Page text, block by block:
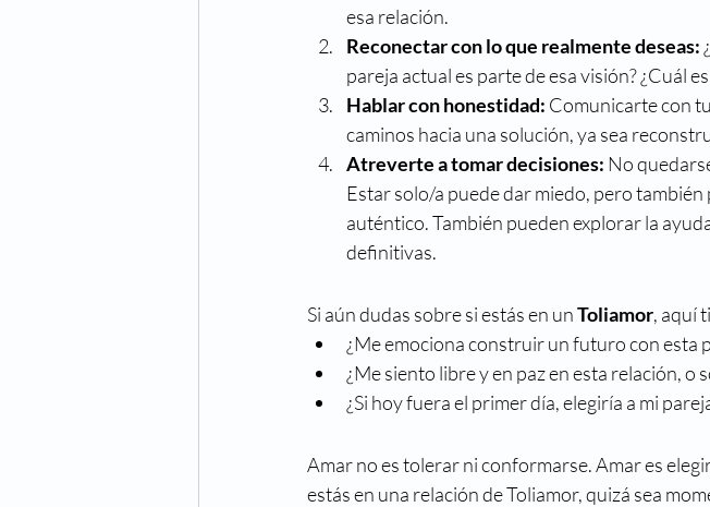
esa relación.
Reconectar con lo que realmente deseas:
pareja actual es parte de esa visión? ¿Cuál
Hablar con honestidad: Comunicarte con
caminos hacia una solución, ya sea
Atreverte a tomar decisiones: No
Estar solo/a puede dar miedo, pero
auténtico. También pueden explorar la
definitivas.
Si aún dudas sobre si estás en un Toliamor, aquí
¿Me emociona construir un futuro con esta
¿Me siento libre y en paz en esta relación, o
¿Si hoy fuera el primer día, elegiría a mi
Amar no es tolerar ni conformarse. Amar es
estás en una relación de Toliamor, quizá sea